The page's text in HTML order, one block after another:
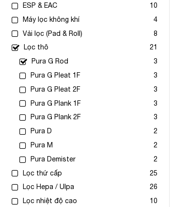
ESP & EAC
10
Máy lọc không khí
4
Vải lọc (Pad & Roll)
8
Lọc thô
21
Pura G Rod
3
Pura G Pleat 1F
3
Pura G Pleat 2F
3
Pura G Plank 1F
3
Pura G Plank 2F
3
Pura D
2
Pura M
2
Pura Demister
2
Lọc thứ cấp
25
Lọc Hepa / Ulpa
26
Lọc nhiệt độ cao
10